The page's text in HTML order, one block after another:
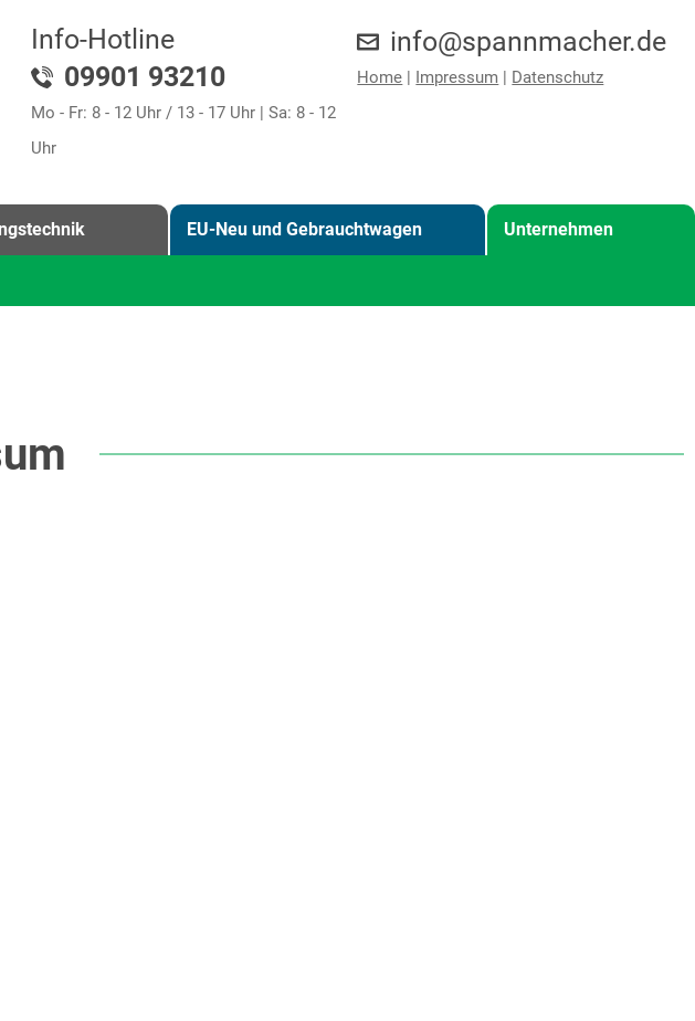
Info-Hotline
09901 93210
Mo - Fr: 8 - 12 Uhr / 13 - 17 Uhr | Sa: 8 - 12
Uhr
info@spannmacher.de
Home | Impressum | Datenschutz
EU-Neu und Gebrauchtwagen Unternehmen